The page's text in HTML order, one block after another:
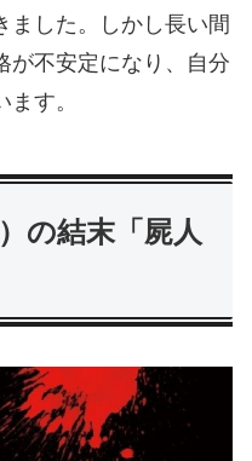
ました。しかし長い間
が不安定になり、自分
す。
の結末「屍人